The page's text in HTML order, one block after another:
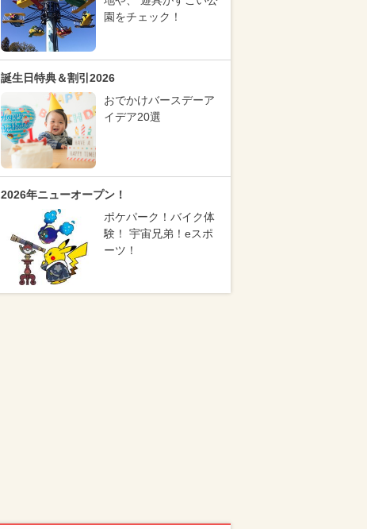
園をチェック！
誕生日特典＆割引2026
おでかけバースデーア
イデア20選
2026年ニューオープン！
ポケパーク！バイク体
験！ 宇宙兄弟！eスポ
ーツ！